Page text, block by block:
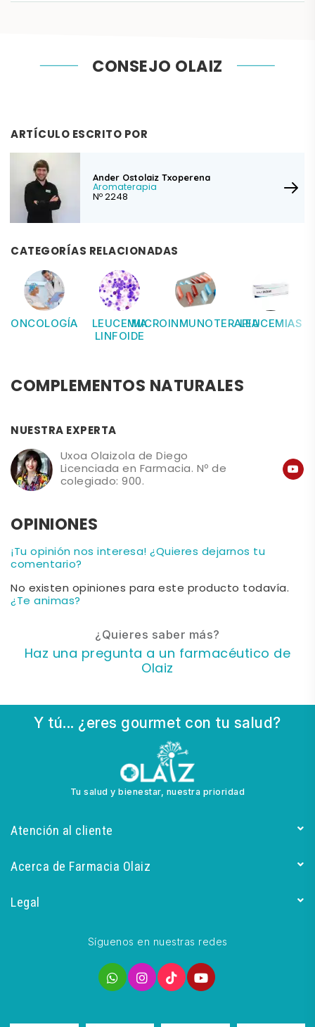
CONSEJO OLAIZ
ARTÍCULO ESCRITO POR
Ander Ostolaiz Txoperena
Aromaterapia
Nº 2248
CATEGORÍAS RELACIONADAS
ONCOLOGÍA
LEUCEMIA
LINFOIDE
MICROINMUNOTERAPIALEUCEMIAS
COMPLEMENTOS NATURALES
NUESTRA EXPERTA
Uxoa Olaizola de Diego
Licenciada en Farmacia. Nº de
colegiado: 900.
OPINIONES
¡Tu opinión nos interesa! ¿Quieres dejarnos tu
comentario?
No existen opiniones para este producto todavía.
¿Te animas?
¿Quieres saber más?
Haz una pregunta a un farmacéutico de
Olaiz
Y tú... ¿eres gourmet con tu salud?
Tu salud y bienestar, nuestra prioridad
Atención al cliente
Acerca de Farmacia Olaiz
Legal
Síguenos en nuestras redes